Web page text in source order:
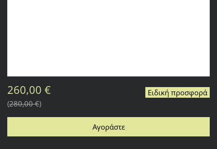
Ειδική προσφορά
260,00 €
280,00 €